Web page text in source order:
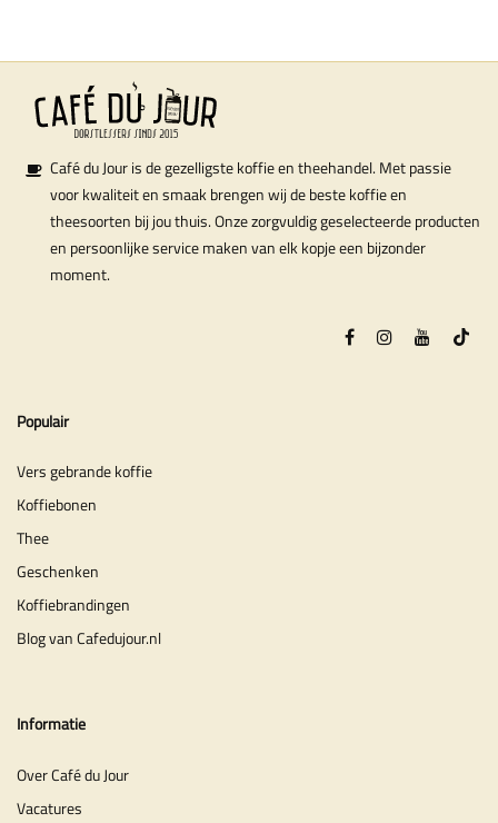
Café du Jour is de gezelligste koffie en theehandel. Met passie
voor kwaliteit en smaak brengen wij de beste koffie en
theesoorten bij jou thuis. Onze zorgvuldig geselecteerde producten
en persoonlijke service maken van elk kopje een bijzonder
moment.
Populair
Vers gebrande koffie
Koffiebonen
Thee
Geschenken
Koffiebrandingen
Blog van Cafedujour.nl
Informatie
Over Café du Jour
Vacatures